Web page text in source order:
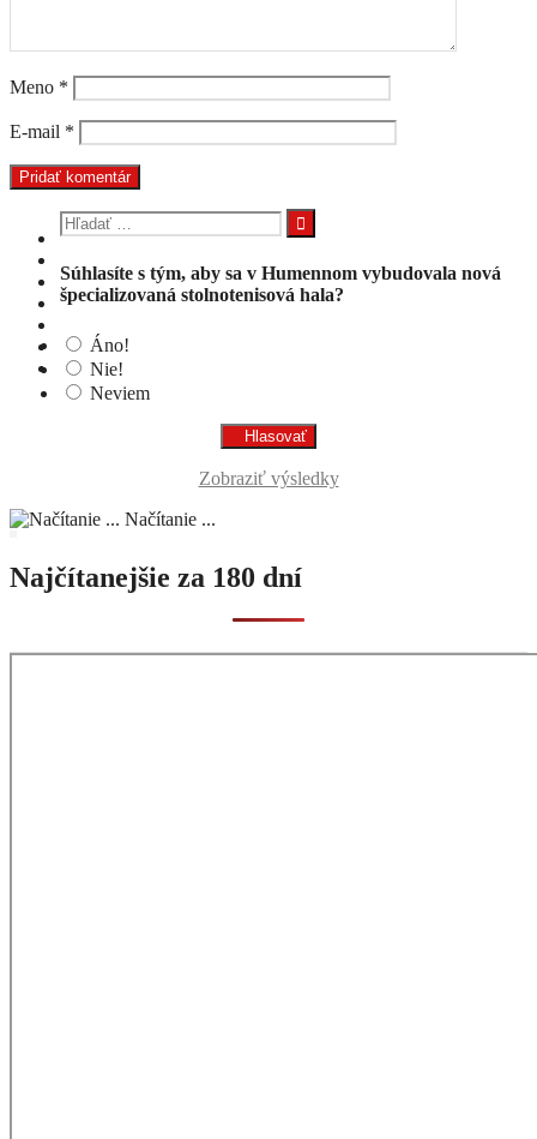
Meno *
E-mail *
Hľadať:
Súhlasíte s tým, aby sa v Humennom vybudovala nová
špecializovaná stolnotenisová hala?
Áno!
Nie!
Neviem
Zobraziť výsledky
Načítanie ...
Najčítanejšie za 180 dní